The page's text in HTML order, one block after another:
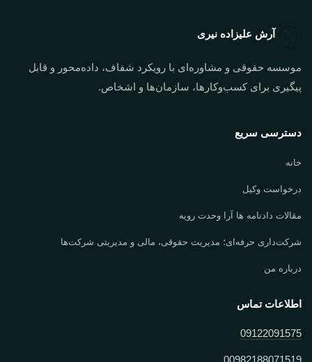
آرش علیزاده نیری
موسسه حقوقی و مشاوره‌ای با رویکرد شفاف، داده‌محور و قابل
پیگیری برای کسب‌وکارها، سازمان‌ها و اشخاص.
دسترسی سریع
خانه
درخواست وکیل
مقالات دادنامه ها آرا وحدت رویه
شرکت‌داری حرفه‌ای؛ مدیریت حقوقی، مالی و مدیریتی شرکت‌ها
درباره من
اطلاعات تماس
09122091575